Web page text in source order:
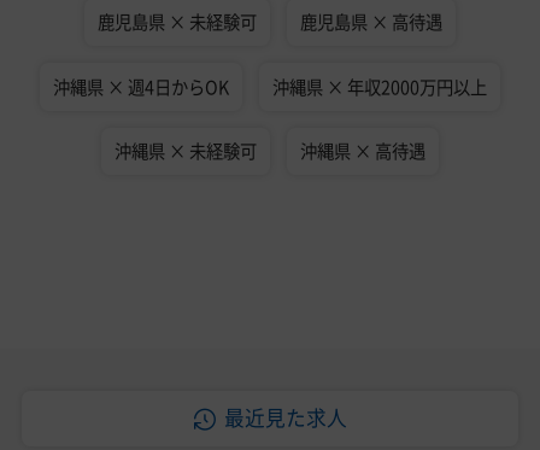
鹿児島県 × 未経験可 鹿児島県 × 高待遇
沖縄県 × 週4日からOK 沖縄県 × 年収2000万円以上
沖縄県 × 未経験可 沖縄県 × 高待遇
最近見た求人